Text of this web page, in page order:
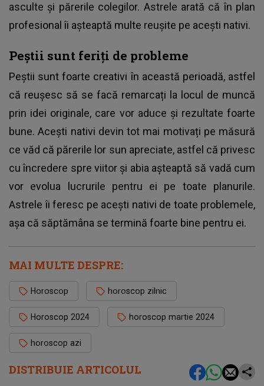
DISTRIBUIE ARTICOLUL
asculte și părerile colegilor. Astrele arată că în plan
profesional îi așteaptă multe reușite pe acești nativi.
Peștii sunt feriți de probleme
Peștii sunt foarte creativi în această perioadă, astfel
că reușesc să se facă remarcați la locul de muncă
prin idei originale, care vor aduce și rezultate foarte
bune. Acești nativi devin tot mai motivați pe măsură
ce văd că părerile lor sun apreciate, astfel că privesc
cu încredere spre viitor și abia așteaptă să vadă cum
vor evolua lucrurile pentru ei pe toate planurile.
Astrele îi feresc pe acești nativi de toate problemele,
așa că săptămâna se termină foarte bine pentru ei.
MAI MULTE DESPRE:
Horoscop horoscop zilnic
Horoscop 2024 horoscop martie 2024
horoscop azi